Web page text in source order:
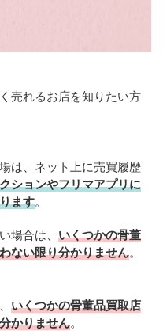
売れるお店を知りたい方
は、ネット上に売買履歴
ションやフリマアプリに
ます。
場合は、 いくつかの骨董
ない限り分かりません。
いくつかの骨董品買取店
かりません。